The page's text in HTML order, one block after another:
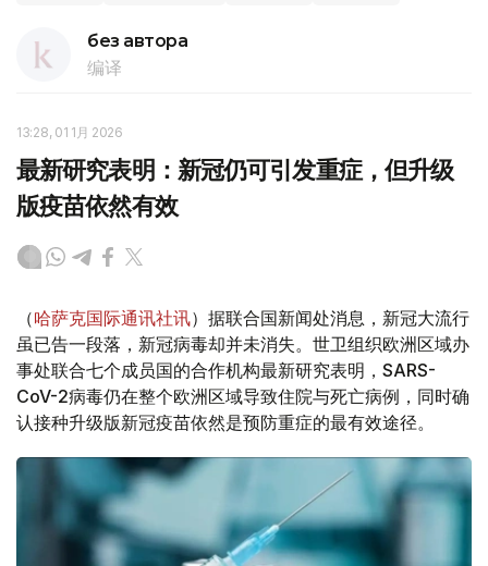
без автора
编译
13:28, 01 1月 2026
最新研究表明：新冠仍可引发重症，但升级
版疫苗依然有效
（哈萨克国际通讯社讯）据联合国新闻处消息，新冠大流行
虽已告一段落，新冠病毒却并未消失。世卫组织欧洲区域办
事处联合七个成员国的合作机构最新研究表明，SARS-
CoV-2病毒仍在整个欧洲区域导致住院与死亡病例，同时确
认接种升级版新冠疫苗依然是预防重症的最有效途径。